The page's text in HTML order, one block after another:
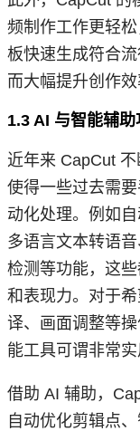
频制作工作更轻
板快速生成符合
而大幅提升创作效
1.3 AI 与智能辅助
近年来 CapCut 不
使得一些过去需
动化处理。例如
多语言文本转语
检测等功能，这
和表现力。对于
译、画面调整等
能工具可谓非常实
借助 AI 辅助，
自动优化剪辑点